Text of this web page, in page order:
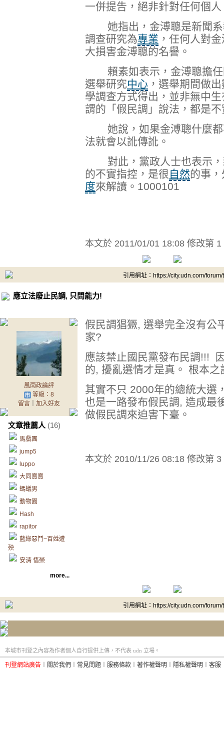
一併提告，絕非針對任何個人
她指出，金溥聰是新聞系
調查研究為專業 ，任何人對
大損害金溥聰的名譽。
賴素如表示，金溥聰擔任
選舉研究中心 ，選舉期間做
學調查方式得出，並非無中
謂的「假民調」說法，都是
她說，如果金溥聰什麼都
法就會以訛傳訛。
對此，黨政人士也表示，
的不實指控，是很 自然的事
度來解讀。1000101
本文於 2011/01/01 18:08 修改第 1
引用網址：https://city.udn.com/
應立法廢止民調, 只問能力!
風雨政論評
等級：8
留言｜ 加入好友
文章推薦人 (16)
馬戲團
jump5
luppo
大同寶寶
螞蟻男
動物園
Hash
rapitor
藍綠惡鬥~百姓遭
殃
安清 悟榮
more...
假民調猖獗, 選舉完全沒有公
家?
應該禁止國民黨發布民調!!!
的, 擾亂選情才是真。 根本
其實不只 2000年的總統大選
也是一路發布假民調, 造成最
做假民調來迫害下臺。
本文於 2010/11/26 08:18 修改第 3
引用網址：https://city.udn.com/
本城市刊登之內容為作者個人自行提供上傳，不代表 udn 立場。
刊登網站廣告 關於我們 常見問題 服務條款 著作權聲明 隱私權聲明 客服